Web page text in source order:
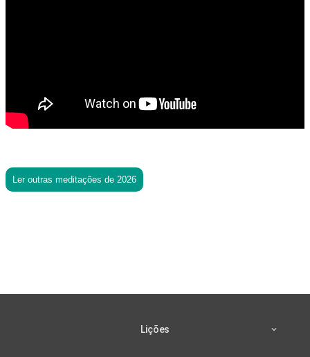
Ler outras meditações de 2026
Lições